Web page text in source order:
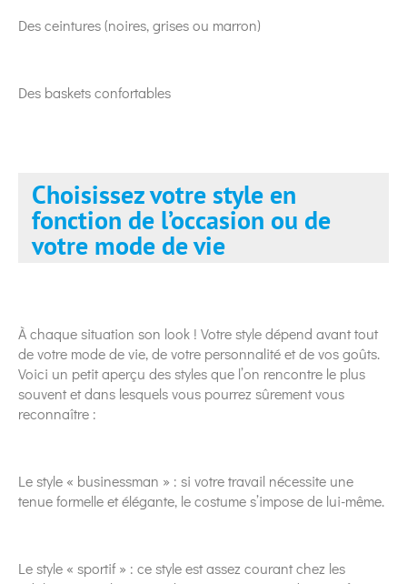
Des ceintures (noires, grises ou marron)
Des baskets confortables
Choisissez votre style en
fonction de l’occasion ou de
votre mode de vie
À chaque situation son look ! Votre style dépend avant tout
de votre mode de vie, de votre personnalité et de vos goûts.
Voici un petit aperçu des styles que l’on rencontre le plus
souvent et dans lesquels vous pourrez sûrement vous
reconnaître :
Le style « businessman » : si votre travail nécessite une
tenue formelle et élégante, le costume s’impose de lui-même.
Le style « sportif » : ce style est assez courant chez les